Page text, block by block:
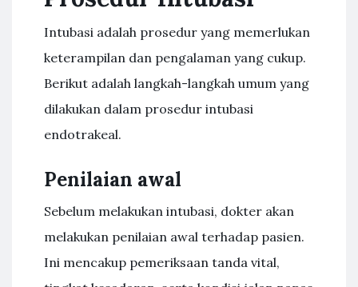
Intubasi adalah prosedur yang memerlukan
keterampilan dan pengalaman yang cukup.
Berikut adalah langkah-langkah umum yang
dilakukan dalam prosedur intubasi
endotrakeal.
Penilaian awal
Sebelum melakukan intubasi, dokter akan
melakukan penilaian awal terhadap pasien.
Ini mencakup pemeriksaan tanda vital,